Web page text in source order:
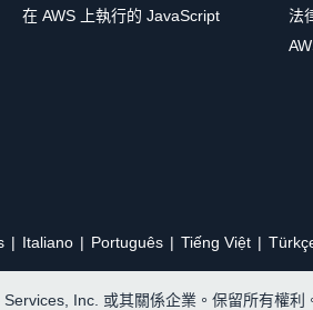
在 AWS 上執行的 JavaScript
法
Italiano Português Tiếng Việt
Inc. 或其關係企業。保留所有權利